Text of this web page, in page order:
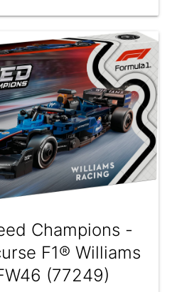
Champions -
F1® Williams
(77249)